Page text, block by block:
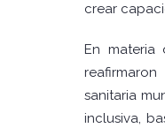
crear
En materia
sanitaria
inclusiva,